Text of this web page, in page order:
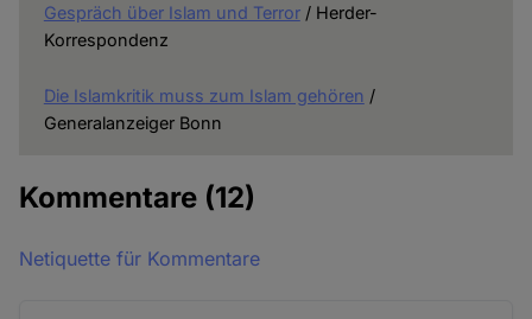
Gespräch über Islam und Terror/ Herder-
Korrespondenz
Die Islamkritik muss zum Islam gehören /
Generalanzeiger Bonn
Kommentare (12)
Netiquette für Kommentare